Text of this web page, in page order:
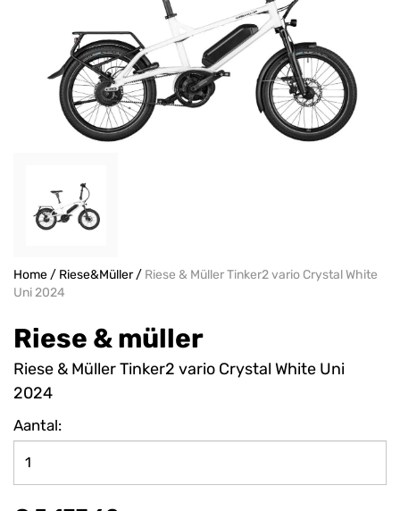
Home/ Riese&Müller/ Riese & Müller Tinker2 vario Crystal White
Uni 2024
Riese & müller
Riese & Müller Tinker2 vario Crystal White Uni
2024
Aantal: